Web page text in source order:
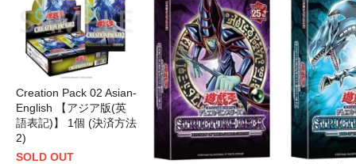
Creation Pack 02 Asian-
English 【アジア版(英
語表記)】 1個 (決済方法
2)
SOLD OUT